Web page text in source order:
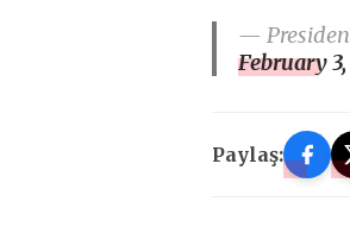
—
February
Paylaş: